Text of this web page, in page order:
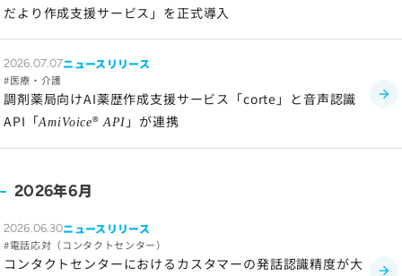
サイトのご利用について
ソーシャルメディアポリシー
プライバシーポリシー
メールマガジン
だより作成支援サービス」を正式導入
2026.07.07ニュースリリース
医療・介護
調剤薬局向けAI薬歴作成支援サービス「corte」と音声認識
API「AmiVoice®API 」が連携
2026年6月
2026.06.30ニュースリリース
電話応対（コンタクトセンター）
コンタクトセンターにおけるカスタマーの発話認識精度が大